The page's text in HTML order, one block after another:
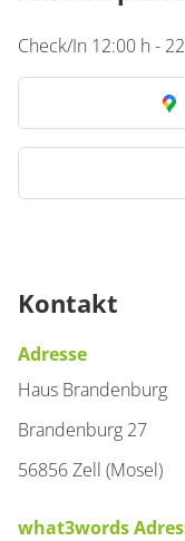
Check/In 12:00 h -
Kontakt
Adresse
Haus Brandenburg
Brandenburg 27
56856 Zell (Mosel)
what3words